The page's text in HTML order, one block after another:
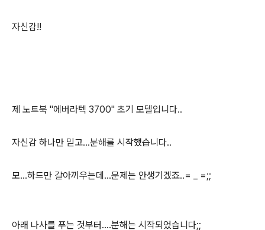
자신감!!
제 노트북 "에버라텍 3700" 초기 모델입니다..
자신감 하나만 믿고...분해를 시작했습니다..
모...하드만 갈아끼우는데...문제는 안생기겠죠..= _ =;;
아래 나사를 푸는 것부터....분해는 시작되었습니다;;